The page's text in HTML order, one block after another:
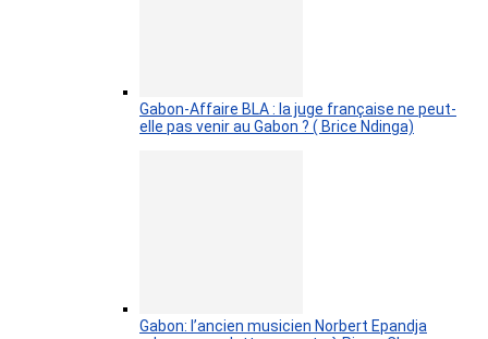
Gabon-Affaire BLA : la juge française ne peut-
elle pas venir au Gabon ? ( Brice Ndinga)
Gabon: l’ancien musicien Norbert Epandja